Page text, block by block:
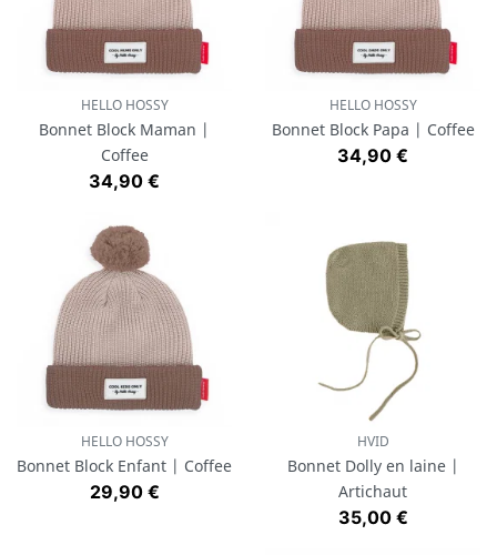
HELLO HOSSY
Bonnet Block Maman |
Coffee
Prix
34,90 €
HELLO HOSSY
Bonnet Block Papa | Coffee
Prix
34,90 €
HELLO HOSSY
Bonnet Block Enfant | Coffee
Prix
29,90 €
HVID
Bonnet Dolly en laine |
Artichaut
Prix
35,00 €